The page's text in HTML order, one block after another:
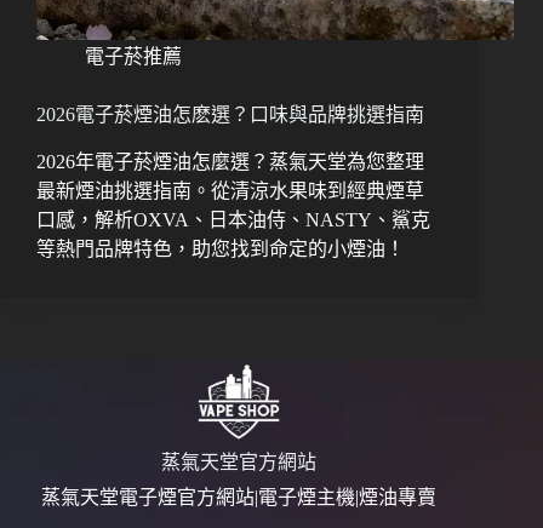
電子菸推薦
2026電子菸煙油怎麽選？口味與品牌挑選指南
2026年電子菸煙油怎麼選？蒸氣天堂為您整理
最新煙油挑選指南。從清涼水果味到經典煙草
口感，解析OXVA、日本油侍、NASTY、鯊克
等熱門品牌特色，助您找到命定的小煙油！
蒸氣天堂官方網站
蒸氣天堂電子煙官方網站|電子煙主機|煙油專賣